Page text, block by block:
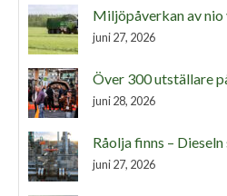
Miljöpåverkan av
juni 27, 2026
Över 300 utställare
juni 28, 2026
Råolja finns –
juni 27, 2026